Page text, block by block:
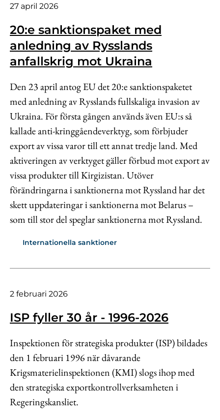
Kontakt
Lediga jobb
Kundwebben
In English
27 april 2026
20:e sanktionspaket med
anledning av Rysslands
anfallskrig mot Ukraina
Den 23 april antog EU det 20:e sanktionspaketet
med anledning av Rysslands fullskaliga invasion av
Ukraina. För första gången används även EU:s så
kallade anti-kringgåendeverktyg, som förbjuder
export av vissa varor till ett annat tredje land. Med
aktiveringen av verktyget gäller förbud mot export av
vissa produkter till Kirgizistan. Utöver
förändringarna i sanktionerna mot Ryssland har det
skett uppdateringar i sanktionerna mot Belarus –
som till stor del speglar sanktionerna mot Ryssland.
Internationella sanktioner
2 februari 2026
ISP fyller 30 år - 1996-2026
Inspektionen för strategiska produkter (ISP) bildades
den 1 februari 1996 när dåvarande
Krigsmaterielinspektionen (KMI) slogs ihop med
den strategiska exportkontrollverksamheten i
Regeringskansliet.